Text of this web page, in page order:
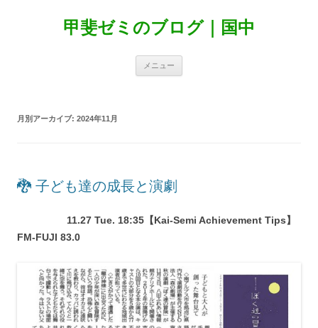
甲斐ゼミのブログ｜国中
メニュー
月別アーカイブ: 2024年11月
🐉 子ども達の成長と演劇
11.27 Tue. 18:35【Kai-Semi Achievement Tips】
FM-FUJI 83.0